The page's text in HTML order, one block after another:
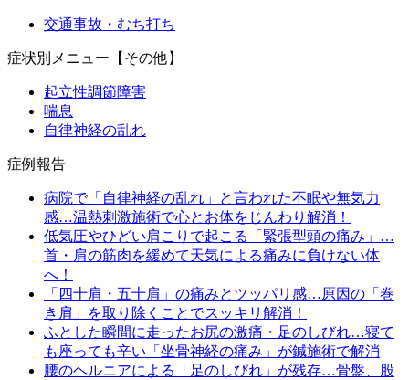
交通事故・むち打ち
症状別メニュー【その他】
起立性調節障害
喘息
自律神経の乱れ
症例報告
病院で「自律神経の乱れ」と言われた不眠や無気力
感…温熱刺激施術で心とお体をじんわり解消！
低気圧やひどい肩こりで起こる「緊張型頭の痛み」…
首・肩の筋肉を緩めて天気による痛みに負けない体
へ！
「四十肩・五十肩」の痛みとツッパリ感…原因の「巻
き肩」を取り除くことでスッキリ解消！
ふとした瞬間に走ったお尻の激痛・足のしびれ…寝て
も座っても辛い「坐骨神経の痛み」が鍼施術で解消
腰のヘルニアによる「足のしびれ」が残存…骨盤、股